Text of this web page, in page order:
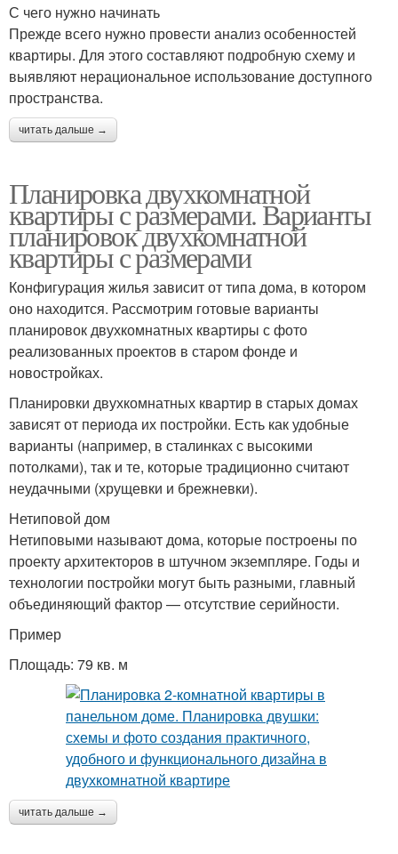
С чего нужно начинать
Прежде всего нужно провести анализ особенностей
квартиры. Для этого составляют подробную схему и
выявляют нерациональное использование доступного
пространства.
читать дальше →
Планировка двухкомнатной
квартиры с размерами. Варианты
планировок двухкомнатной
квартиры с размерами
Конфигурация жилья зависит от типа дома, в котором
оно находится. Рассмотрим готовые варианты
планировок двухкомнатных квартиры с фото
реализованных проектов в старом фонде и
новостройках.
Планировки двухкомнатных квартир в старых домах
зависят от периода их постройки. Есть как удобные
варианты (например, в сталинках с высокими
потолками), так и те, которые традиционно считают
неудачными (хрущевки и брежневки).
Нетиповой дом
Нетиповыми называют дома, которые построены по
проекту архитекторов в штучном экземпляре. Годы и
технологии постройки могут быть разными, главный
объединяющий фактор — отсутствие серийности.
Пример
Площадь: 79 кв. м
читать дальше →